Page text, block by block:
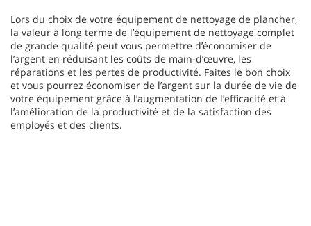
Lors du choix de votre équipement de nettoyage de plancher,
la valeur à long terme de l’équipement de nettoyage complet
de grande qualité peut vous permettre d’économiser de
l’argent en réduisant les coûts de main-d’œuvre, les
réparations et les pertes de productivité. Faites le bon choix
et vous pourrez économiser de l’argent sur la durée de vie de
votre équipement grâce à l’augmentation de l’efficacité et à
l’amélioration de la productivité et de la satisfaction des
employés et des clients.